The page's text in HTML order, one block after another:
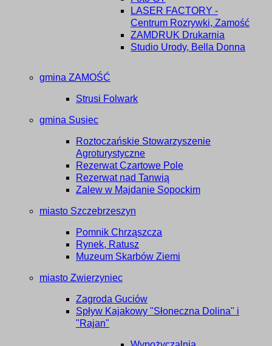
LASER FACTORY -
Centrum Rozrywki, Zamość
ZAMDRUK Drukarnia
Studio Urody, Bella Donna
gmina ZAMOŚĆ
Strusi Folwark
gmina Susiec
Roztoczańskie Stowarzyszenie
Agroturystyczne
Rezerwat Czartowe Pole
Rezerwat nad Tanwią
Zalew w Majdanie Sopockim
miasto Szczebrzeszyn
Pomnik Chrząszcza
Rynek, Ratusz
Muzeum Skarbów Ziemi
miasto Zwierzyniec
Zagroda Guciów
Spływ Kajakowy "Słoneczna Dolina" i
"Rajan"